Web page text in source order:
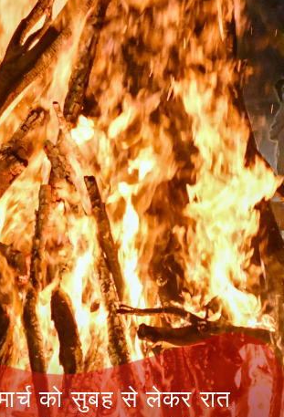
को सुबह से लेकर रात